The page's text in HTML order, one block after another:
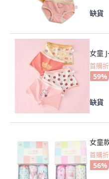
缺貨
女童
首購
59%
缺貨
女童
首購
56%